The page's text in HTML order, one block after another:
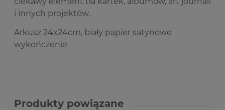
i innych projektów.
Arkusz 24x24cm, biały papier satynowe
wykończenie
Produkty powiązane